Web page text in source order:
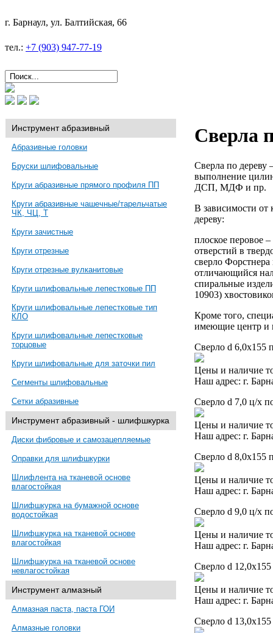
г. Барнаул, ул. Балтийская, 66
тел.: +7 (903) 947-77-19
Инструмент абразивный
Абразивные головки
Бруски шлифовальные
Круги абразивные прямого профиля ПП
Круги абразивные чашечные/тарельчатые
ЧК, ЧЦ, Т
Круги зачистные
Круги отрезные
Круги отрезные вулканитовые
Круги шлифовальные лепестковые ПП
Круги шлифовальные лепестковые тип
КЛО
Круги шлифовальные лепестковые
торцовые
Круги шлифовальные для заточки пил
Сегменты шлифовальные
Сетки абразивные
Инструмент абразивный - шлифшкурка
Диски фибровые и самозацепляемые
Оправки для шлифшкурки
Шлифлента на тканевой основе
влагостойкая
Шлифшкурка на бумажной основе
водостойкая
Шлифшкурка на тканевой основе
влагостойкая
Шлифшкурка на тканевой основе
невлагостойкая
Инструмент алмазный
Алмазная паста, паста ГОИ
Алмазные головки
Сверла
Сверла по дереву
выполнение
ДСП, МДФ и пр.
В зависимости от
дереву:
плоское перовое
отверстий в
сверло Форстнера
отличающийся
спиральные
10903)
Кроме того,
имеющие центр и
Сверло d 6,0х155
Цены и наличие
Наш адрес: г.
Сверло d 7,0 ц/х
Цены и наличие
Наш адрес: г.
Сверло d 8,0х155
Цены и наличие
Наш адрес: г.
Сверло d 9,0 ц/х
Цены и наличие
Наш адрес: г.
Сверло d 12,0х155
Цены и наличие
Наш адрес: г.
Сверло d 13,0х155